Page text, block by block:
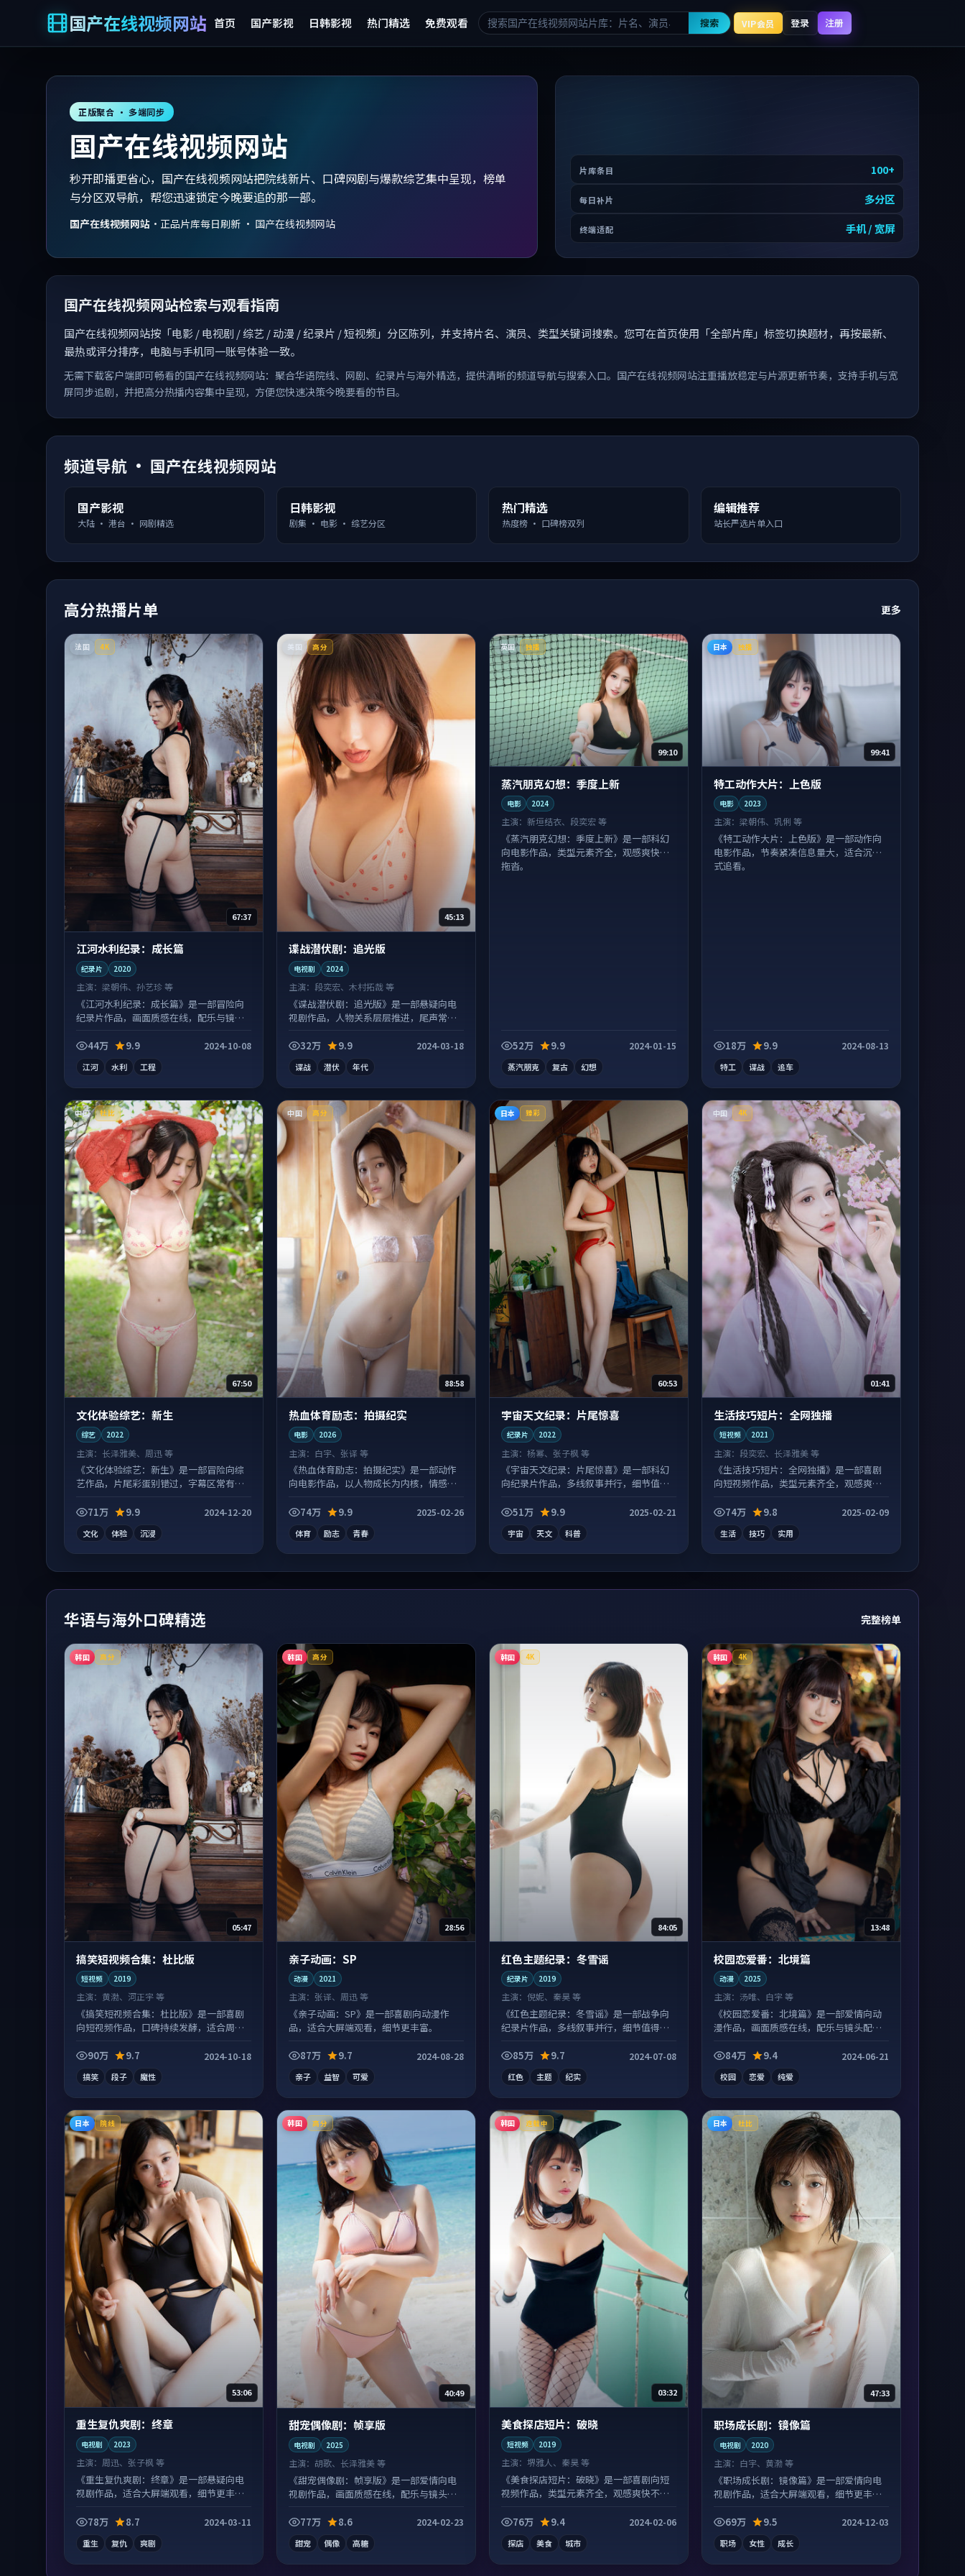
国产在线视频网站 首页 国产影视 日韩影视 热门精选 免费观看 搜索 VIP会员 登录 注册
正版聚合 · 多端同步
国产在线视频网站
秒开即播更省心，国产在线视频网站把院线新片、口碑网剧与爆款综艺集中呈现，榜单
与分区双导航，帮您迅速锁定今晚要追的那一部。
国产在线视频网站 · 正品片库每日刷新 · 国产在线视频网站
片库条目 100+
每日补片 多分区
终端适配 手机 / 宽屏
国产在线视频网站检索与观看指南
国产在线视频网站按「电影 / 电视剧 / 综艺 / 动漫 / 纪录片 / 短视频」分区陈列，并支持片名、演员、类型关键词搜索。您可在首页使用「全部片库」标签切换题材，再按最新、
最热或评分排序，电脑与手机同一账号体验一致。
无需下载客户端即可畅看的国产在线视频网站：聚合华语院线、网剧、纪录片与海外精选，提供清晰的频道导航与搜索入口。国产在线视频网站注重播放稳定与片源更新节奏，支持手机与宽
屏同步追剧，并把高分热播内容集中呈现，方便您快速决策今晚要看的节目。
频道导航 · 国产在线视频网站
国产影视
大陆 · 港台 · 网剧精选
日韩影视
剧集 · 电影 · 综艺分区
热门精选
热度榜 · 口碑榜双列
编辑推荐
站长严选片单入口
高分热播片单 更多
法国 4K
67:37
江河水利纪录：成长篇
纪录片 2020
主演： 梁朝伟、孙艺珍 等
《江河水利纪录：成长篇》是一部冒险向
纪录片作品，画面质感在线，配乐与镜头
44万
9.9 2024-10-08
江河 水利 工程
美国 高分
45:13
谍战潜伏剧：追光版
电视剧 2024
主演：段奕宏、木村拓哉 等
《谍战潜伏剧：追光版》是一部悬疑向电
视剧作品，人物关系层层推进，尾声常有
32万
9.9 2024-03-18
谍战 潜伏 年代
英国 独播
99:10
蒸汽朋克幻想：季度上新
电影 2024
主演：新垣结衣、段奕宏 等
《蒸汽朋克幻想：季度上新》是一部科幻
向电影作品，类型元素齐全，观感爽快不
拖沓。
52万 9.9 2024-01-15
蒸汽朋克 复古 幻想
日本 独播
99:41
特工动作大片：上色版
电影 2023
主演：梁朝伟、巩俐 等
《特工动作大片：上色版》是一部动作向
电影作品，节奏紧凑信息量大，适合沉浸
式追看。
18万 9.9 2024-08-13
特工 谍战 追车
中国 杜比
67:50
文化体验综艺：新生
综艺 2022
主演： 长泽雅美、周迅 等
《文化体验综艺：新生》是一部冒险向综
艺作品，片尾彩蛋别错过，字幕区常有惊
71万
9.9 2024-12-20
文化 体验 沉浸
中国 高分
88:58
热血体育励志：拍摄纪实
电影 2026
主演： 白宇、张译 等
《热血体育励志：拍摄纪实》是一部动作
向电影作品，以人物成长为内核，情感戏
74万
9.9 2025-02-26
体育 励志 青春
日本 臻彩
60:53
宇宙天文纪录：片尾惊喜
纪录片 2022
主演：杨幂、张子枫 等
《宇宙天文纪录：片尾惊喜》是一部科幻
向纪录片作品，多线叙事并行，细节值得
51万
9.9 2025-02-21
宇宙 天文 科普
中国 4K
01:41
生活技巧短片：全网独播
短视频 2021
主演：段奕宏、长泽雅美 等
《生活技巧短片：全网独播》是一部喜剧
向短视频作品，类型元素齐全，观感爽快
74万
9.8 2025-02-09
生活 技巧 实用
华语与海外口碑精选 完整榜单
韩国 高分
05:47
搞笑短视频合集：杜比版
短视频 2019
主演： 黄渤、河正宇 等
《搞笑短视频合集：杜比版》是一部喜剧
向短视频作品，口碑持续发酵，适合周末
90万
9.7 2024-10-18
搞笑 段子 魔性
韩国 高分
28:56
亲子动画：SP
动漫 2021
主演： 张译、周迅 等
《亲子动画：SP》是一部喜剧向动漫作
品，适合大屏端观看，细节更丰富。
87万 9.7 2024-08-28
亲子 益智 可爱
韩国 4K
84:05
红色主题纪录：冬雪谣
纪录片 2019
主演：倪妮、秦昊 等
《红色主题纪录：冬雪谣》是一部战争向
纪录片作品，多线叙事并行，细节值得二
85万
9.7 2024-07-08
红色 主题 纪实
韩国 4K
13:48
校园恋爱番：北境篇
动漫 2025
主演： 汤唯、白宇 等
《校园恋爱番：北境篇》是一部爱情向动
漫作品，画面质感在线，配乐与镜头配合
84万
9.4 2024-06-21
校园 恋爱 纯爱
日本 院线
53:06
重生复仇爽剧：终章
电视剧 2023
主演： 周迅、张子枫 等
《重生复仇爽剧：终章》是一部悬疑向电
视剧作品，适合大屏端观看，细节更丰
78万
8.7 2024-03-11
重生 复仇 爽剧
韩国 高分
40:49
甜宠偶像剧：帧享版
电视剧 2025
主演： 胡歌、长泽雅美 等
《甜宠偶像剧：帧享版》是一部爱情向电
视剧作品，画面质感在线，配乐与镜头配
77万
8.6 2024-02-23
甜宠 偶像 高糖
韩国 连载中
03:32
美食探店短片：破晓
短视频 2019
主演：堺雅人、秦昊 等
《美食探店短片：破晓》是一部喜剧向短
视频作品，类型元素齐全，观感爽快不拖
76万
9.4 2024-02-06
探店 美食 城市
日本 杜比
47:33
职场成长剧：镜像篇
电视剧 2020
主演： 白宇、黄渤 等
《职场成长剧：镜像篇》是一部爱情向电
视剧作品，适合大屏端观看，细节更丰
69万
9.5 2024-12-03
职场 女性 成长